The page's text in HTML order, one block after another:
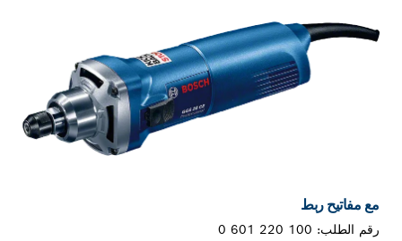
مع مفاتيح ربط
رقم الطلب:0 601 220 100